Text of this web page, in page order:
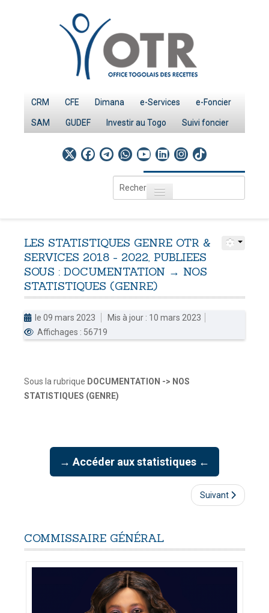
CRM CFE Dimana e-Services e-Foncier
SAM GUDEF Investir au Togo Suivi foncier
Rechercher
Toggle navigation
IMPÔTS
Le système fiscal
DOUANES
ACTUALITES
CONTACT
Contactez OTR
LES STATISTIQUES GENRE OTR &
SERVICES 2018 - 2022, PUBLIEES
SOUS : DOCUMENTATION → NOS
STATISTIQUES (GENRE)
le 09 mars 2023
Mis à jour : 10 mars 2023
Affichages : 56719
Sous la rubrique DOCUMENTATION -> NOS
STATISTIQUES (GENRE)
→ Accéder aux statistiques ←
Suivant
COMMISSAIRE GÉNÉRAL